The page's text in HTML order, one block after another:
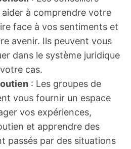
à comprendre votre
face à vos sentiments et
avenir. Ils peuvent vous
dans le système juridique
cas.
: Les groupes de
vous fournir un espace
vos expériences,
et apprendre des
passés par des situations